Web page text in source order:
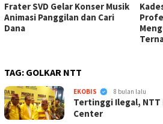
Frater SVD Gelar Konser Musik
Animasi Panggilan dan Cari
Dana
TAG: GOLKAR NTT
EKOBIS KabarNTT.ID
8 bulan lalu
Tertinggi Ilegal, NTT
Center